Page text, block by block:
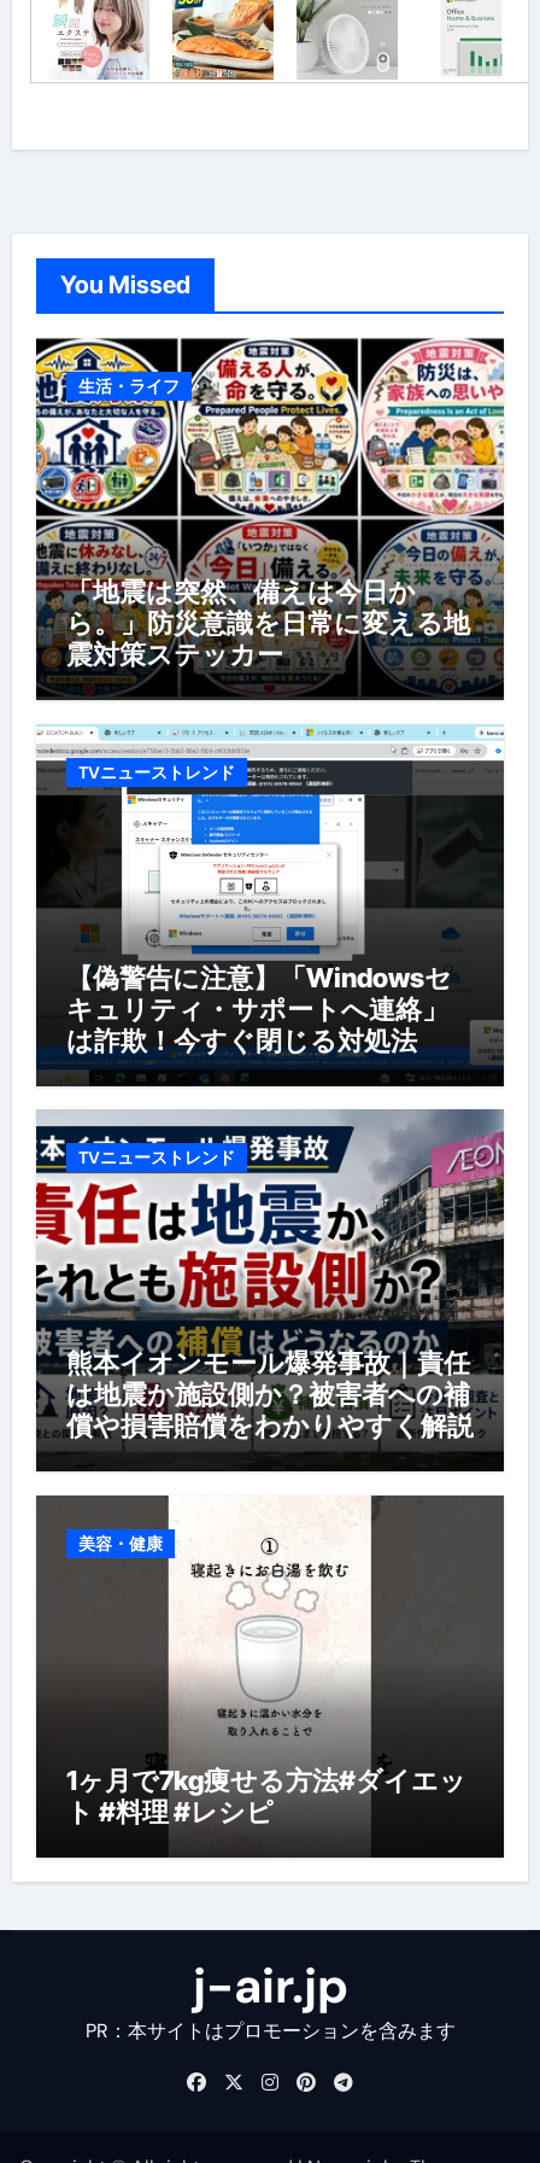
You Missed
生活・ライフ
「地震は突然、備えは今日か
ら。」防災意識を日常に変える地
震対策ステッカー
TVニューストレンド
【偽警告に注意】「Windowsセ
キュリティ・サポートへ連絡」
は詐欺！今すぐ閉じる対処法
TVニューストレンド
熊本イオンモール爆発事故｜責任
は地震か施設側か？被害者への補
償や損害賠償をわかりやすく解説
美容・健康
1ヶ月で7kg痩せる方法#ダイエッ
ト #料理 #レシピ
j-air.jp
PR：本サイトはプロモーションを含みます